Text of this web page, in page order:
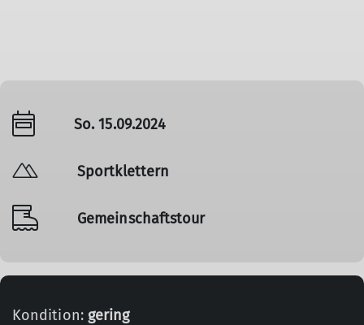
So. 15.09.2024
Sportklettern
Gemeinschaftstour
Kondition: gering